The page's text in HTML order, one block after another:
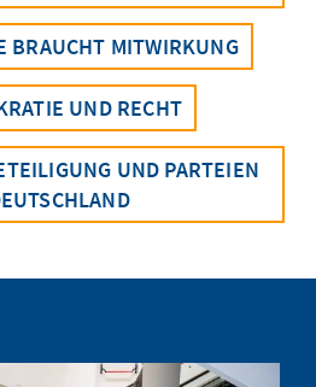
BRAUCHT MITWIRKUNG
UND RECHT
UND PARTEIEN